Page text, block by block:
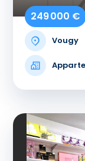
249 000 €
Vougy